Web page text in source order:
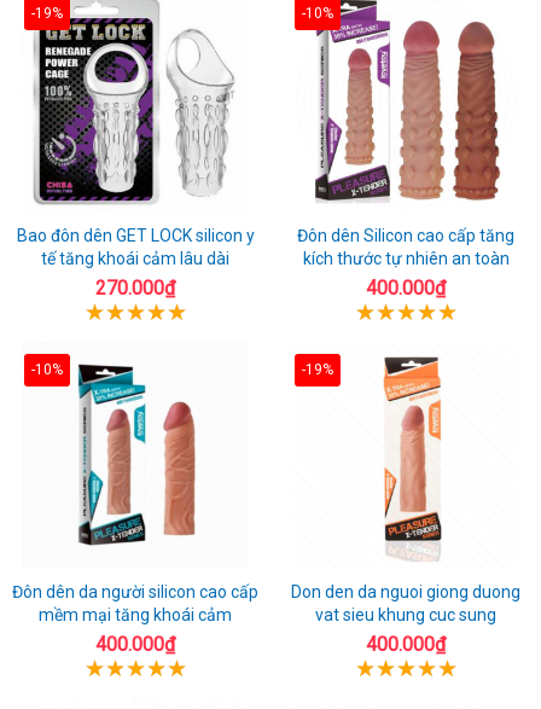
-19%
Bao đôn dên GET LOCK silicon y
tế tăng khoái cảm lâu dài
270.000₫
-10%
Đôn dên Silicon cao cấp tăng
kích thước tự nhiên an toàn
400.000₫
-10%
Đôn dên da người silicon cao cấp
mềm mại tăng khoái cảm
400.000₫
-19%
Don den da nguoi giong duong
vat sieu khung cuc sung
400.000₫